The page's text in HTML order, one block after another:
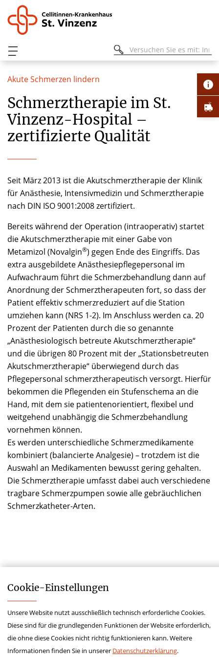
Akute Schmerzen lindern
Schmerztherapie im St.
Vinzenz-Hospital –
zertifizierte Qualität
Seit März 2013 ist die Akutschmerztherapie der Klinik
für Anästhesie, Intensivmedizin und Schmerztherapie
nach DIN ISO 9001:2008 zertifiziert.
Bereits während der Operation (intraoperativ) startet
die Akutschmerztherapie mit einer Gabe von
Metamizol (Novalgin®) gegen Ende des Eingriffs. Das
extra ausgebildete Anästhesiepflegepersonal im
Aufwachraum führt die Schmerzbehandlung dann auf
Anordnung der Schmerztherapeuten fort, so dass der
Patient effektiv schmerzreduziert auf die Station
umziehen kann (NRS 1-2). Im Anschluss werden ca. 20
Prozent der Patienten durch die so genannte
„Anästhesiologisch betreute Akutschmerztherapie“
und die übrigen 80 Prozent mit der „Stationsbetreuten
Akutschmerztherapie“ überwiegend durch das
Pflegepersonal schmerztherapeutisch versorgt. Hierfür
bekommen die Pflegenden ein Stufenschema an die
Hand, mit dem sie patientenorientiert, flexibel und
weitgehend unabhängig die Schmerzbehandlung
vornehmen können.
Es werden unterschiedliche Schmerzmedikamente
kombiniert (balancierte Analgesie) – trotzdem ist die
Auswahl an Medikamenten bewusst gering gehalten.
Die Schmerztherapie umfasst dabei auch verschiedene
tragbare Schmerzpumpen sowie alle gebräuchlichen
Schmerzkatheter-Arten.
Impressum
Datenschutz
Kontakt
Cookie-­Einstellungen
Unsere Website nutzt ausschließlich technisch erforderliche Cookies.
Diese sind für die grundlegenden Funktionen der Website erforderlich,
die ohne diese Cookies nicht richtig funktionieren kann. Weitere
Informationen finden Sie in unserer Datenschutzerklärung.